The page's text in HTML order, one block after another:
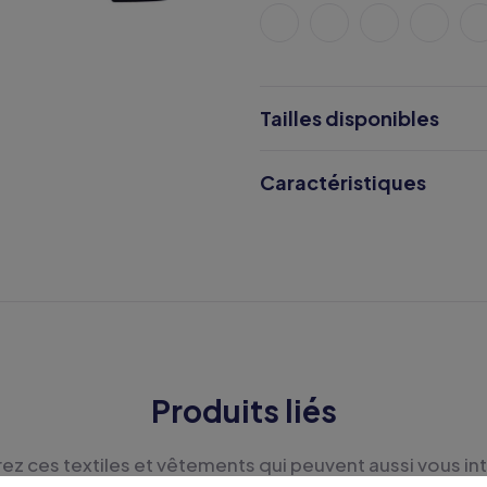
Tailles disponibles
Caractéristiques
Produits liés
ces textiles et vêtements qui peuvent aussi vous